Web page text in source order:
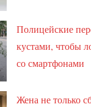
Полицейские
кустами, чтобы
со смартфонами
Жена не только